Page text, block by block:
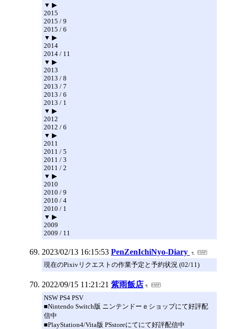
▼ ▶
2015
2015 / 9
2015 / 6
▼ ▶
2014
2014 / 11
▼ ▶
2013
2013 / 8
2013 / 7
2013 / 6
2013 / 1
▼ ▶
2012
2012 / 6
▼ ▶
2011
2011 / 5
2011 / 3
2011 / 2
▼ ▶
2010
2010 / 9
2010 / 4
2010 / 1
▼ ▶
2009
2009 / 11
2023/02/13 16:15:53 PenZenIchiNyo-Diary
現在のPixivリクエストの作業予定と予約状況 (02/11)
2022/09/15 11:21:21 紫雨飯店
NSW PS4 PSV
■Nintendo Switch版 ニンテンドーｅショップにて好評配
信中
■PlayStation4/Vita版 PSstoreにてにて好評配信中